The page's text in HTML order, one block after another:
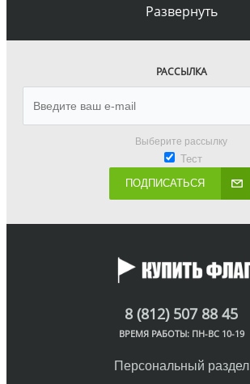
Развернуть
РАССЫЛКА
Выберите рассылку
Тест
ПОДПИСАТЬСЯ
8 (812) 507 88 45
ВРЕМЯ РАБОТЫ: ПН-ВС 10-19
Персональный раздел